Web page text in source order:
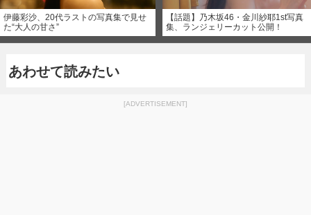
伊藤彩沙、20代ラストの写真集で見せ
た“大人の甘さ”
【話題】乃木坂46・金川紗耶1st写真
集、ランジェリーカット公開！
あわせて読みたい
[ADVERTISEMENT]